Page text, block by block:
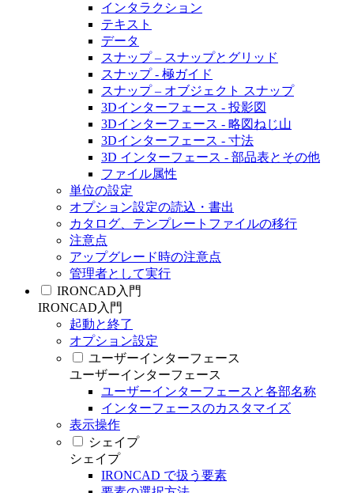
インタラクション
テキスト
データ
スナップ – スナップとグリッド
スナップ - 極ガイド
スナップ – オブジェクト スナップ
3Dインターフェース - 投影図
3Dインターフェース - 略図ねじ山
3Dインターフェース - 寸法
3D インターフェース - 部品表とその他
ファイル属性
単位の設定
オプション設定の読込・書出
カタログ、テンプレートファイルの移行
注意点
アップグレード時の注意点
管理者として実行
IRONCAD入門
IRONCAD入門
起動と終了
オプション設定
ユーザーインターフェース
ユーザーインターフェース
ユーザーインターフェースと各部名称
インターフェースのカスタマイズ
表示操作
シェイプ
シェイプ
IRONCAD で扱う要素